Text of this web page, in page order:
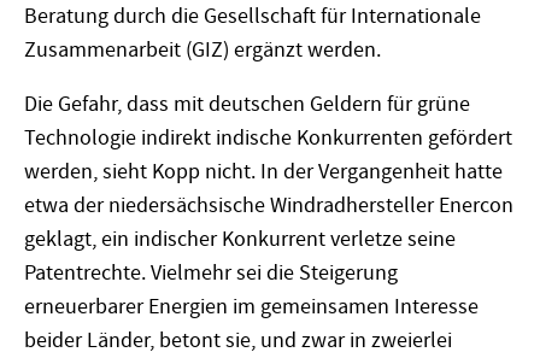
Beratung durch die Gesellschaft für Internationale
Zusammenarbeit (GIZ) ergänzt werden.
Die Gefahr, dass mit deutschen Geldern für grüne
Technologie indirekt indische Konkurrenten gefördert
werden, sieht Kopp nicht. In der Vergangenheit hatte
etwa der niedersächsische Windradhersteller Enercon
geklagt, ein indischer Konkurrent verletze seine
Patentrechte. Vielmehr sei die Steigerung
erneuerbarer Energien im gemeinsamen Interesse
beider Länder, betont sie, und zwar in zweierlei